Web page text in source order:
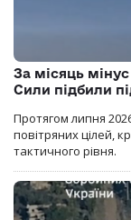
За місяць
Сили підбили
Протягом липня
повітряних цілей,
тактичного рівня.